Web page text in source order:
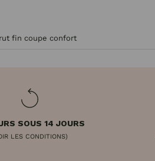
fin coupe confort
SOUS 14 JOURS
LES CONDITIONS)